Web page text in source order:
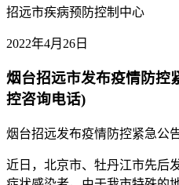
招远市疾病预防控制中心
2022年4月26日
烟台招远市发布疫情防控
控咨询电话)
烟台招远发布疫情防控紧急公
近日，北京市、牡丹江市先后